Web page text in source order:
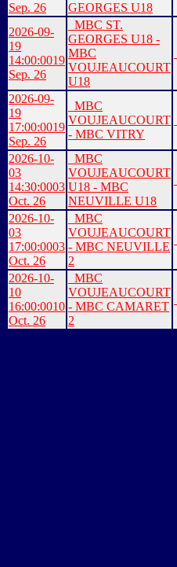
Sep. 26
GEORGES U18
2026-09-
19
14:00:0019
Sep. 26
MBC ST.
GEORGES U18 -
MBC
VOUJEAUCOURT
U18
2026-09-
19
17:00:0019
Sep. 26
MBC
VOUJEAUCOURT
- MBC VITRY
2026-10-
03
14:30:0003
Oct. 26
MBC
VOUJEAUCOURT
U18 - MBC
NEUVILLE U18
2026-10-
03
17:00:0003
Oct. 26
MBC
VOUJEAUCOURT
- MBC NEUVILLE
2
2026-10-
10
16:00:0010
Oct. 26
MBC
VOUJEAUCOURT
- MBC CAMARET
2